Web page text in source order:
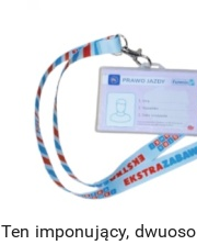
Ten imponujący,